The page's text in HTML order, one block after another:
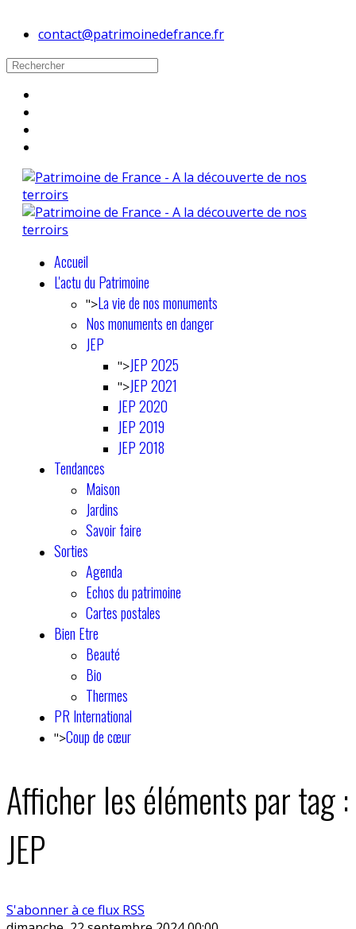
contact@patrimoinedefrance.fr
Accueil
L'actu du Patrimoine
">La vie de nos monuments
Nos monuments en danger
JEP
">JEP 2025
">JEP 2021
JEP 2020
JEP 2019
JEP 2018
Tendances
Maison
Jardins
Savoir faire
Sorties
Agenda
Echos du patrimoine
Cartes postales
Bien Etre
Beauté
Bio
Thermes
PR International
">Coup de cœur
Afficher les éléments par tag :
JEP
S'abonner à ce flux RSS